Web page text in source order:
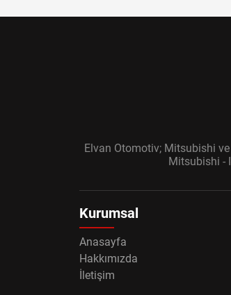
Elvan Otomotiv; Mitsubishi ve
Mitsubishi -
Kurumsal
Anasayfa
Hakkımızda
İletişim